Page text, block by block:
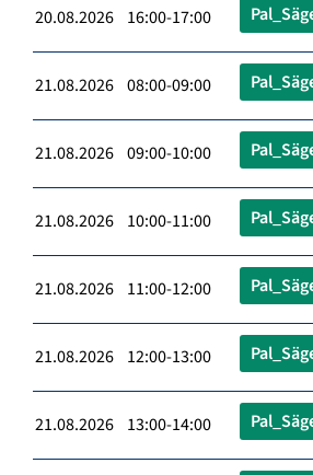
20.08.2026 16:00-17:00
21.08.2026 08:00-09:00
21.08.2026 09:00-10:00
21.08.2026 10:00-11:00
21.08.2026 11:00-12:00
21.08.2026 12:00-13:00
21.08.2026 13:00-14:00